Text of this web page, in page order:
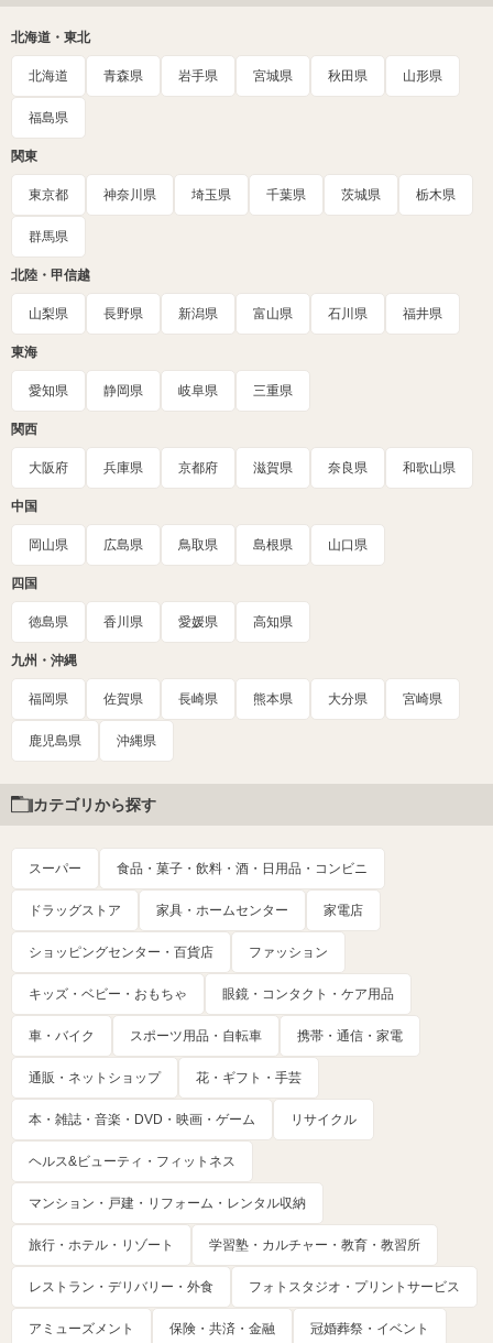
北海道・東北
北海道 青森県 岩手県 宮城県 秋田県 山形県
福島県
関東
東京都 神奈川県 埼玉県 千葉県 茨城県 栃木県
群馬県
北陸・甲信越
山梨県 長野県 新潟県 富山県 石川県 福井県
東海
愛知県 静岡県 岐阜県 三重県
関西
大阪府 兵庫県 京都府 滋賀県 奈良県 和歌山県
中国
岡山県 広島県 鳥取県 島根県 山口県
四国
徳島県 香川県 愛媛県 高知県
九州・沖縄
福岡県 佐賀県 長崎県 熊本県 大分県 宮崎県
鹿児島県 沖縄県
カテゴリから探す
スーパー 食品・菓子・飲料・酒・日用品・コンビニ
ドラッグストア 家具・ホームセンター 家電店
ショッピングセンター・百貨店 ファッション
キッズ・ベビー・おもちゃ 眼鏡・コンタクト・ケア用品
車・バイク スポーツ用品・自転車 携帯・通信・家電
通販・ネットショップ 花・ギフト・手芸
本・雑誌・音楽・DVD・映画・ゲーム リサイクル
ヘルス&ビューティ・フィットネス
マンション・戸建・リフォーム・レンタル収納
旅行・ホテル・リゾート 学習塾・カルチャー・教育・教習所
レストラン・デリバリー・外食 フォトスタジオ・プリントサービス
アミューズメント 保険・共済・金融 冠婚葬祭・イベント